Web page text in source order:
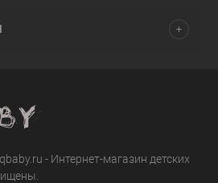
- Интернет-магазин детских